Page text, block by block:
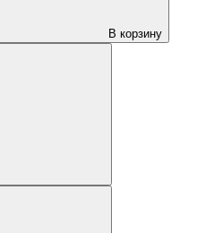
В корзину